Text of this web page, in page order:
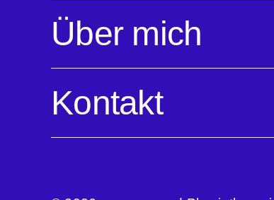
Über mich
Kontakt